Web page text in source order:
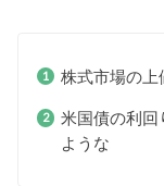
株式市場の上
米国債の利回
ような